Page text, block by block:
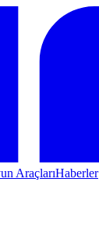
AraçlarıHaberler